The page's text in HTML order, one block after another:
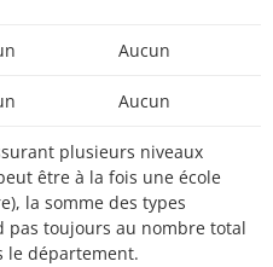
Aucun
Aucun
plusieurs niveaux
être à la fois une école
la somme des types
pas toujours au nombre total
le département.